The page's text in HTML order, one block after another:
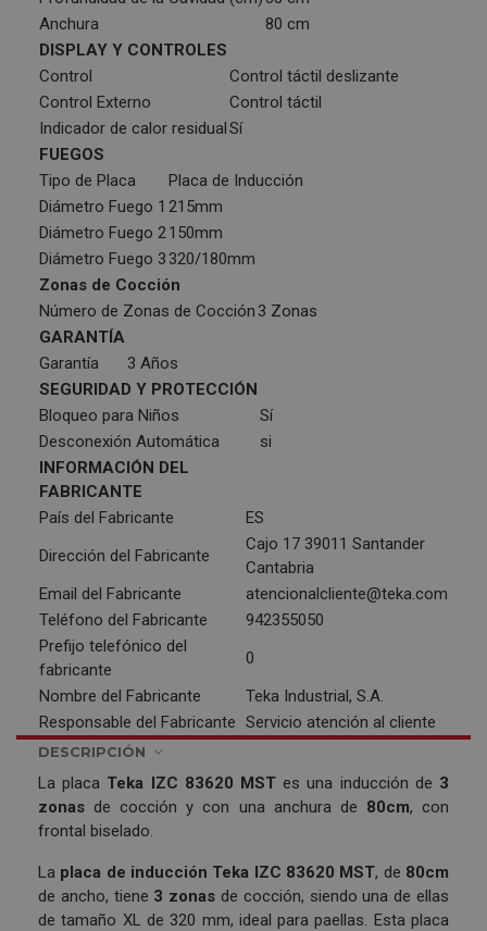
Anchura
80 cm
DISPLAY Y CONTROLES
Control
Control táctil deslizante
Control Externo
Control táctil
Indicador de calor residualSí
FUEGOS
Tipo de Placa
Placa de Inducción
Diámetro Fuego 1 215mm
Diámetro Fuego 2150mm
Diámetro Fuego 3 320/180mm
Zonas de Cocción
Número de Zonas de Cocción 3 Zonas
GARANTÍA
Garantía
3 Años
SEGURIDAD Y PROTECCIÓN
Bloqueo para Niños
Sí
Desconexión Automática
si
INFORMACIÓN DEL
FABRICANTE
País del Fabricante
ES
Dirección del Fabricante
Cajo 17 39011 Santander
Cantabria
Email del Fabricante
atencionalcliente@teka.com
Teléfono del Fabricante
942355050
Prefijo telefónico del
fabricante
0
Nombre del Fabricante
Teka Industrial, S.A.
Responsable del Fabricante Servicio atención al cliente
DESCRIPCIÓN
La placa Teka IZC 83620 MST es una inducción de 3
zonas de cocción y con una anchura de 80cm, con
frontal biselado.
La placa de inducción Teka IZC 83620 MST, de 80cm
de ancho, tiene 3 zonas de cocción, siendo una de ellas
de tamaño XL de 320 mm, ideal para paellas. Esta placa